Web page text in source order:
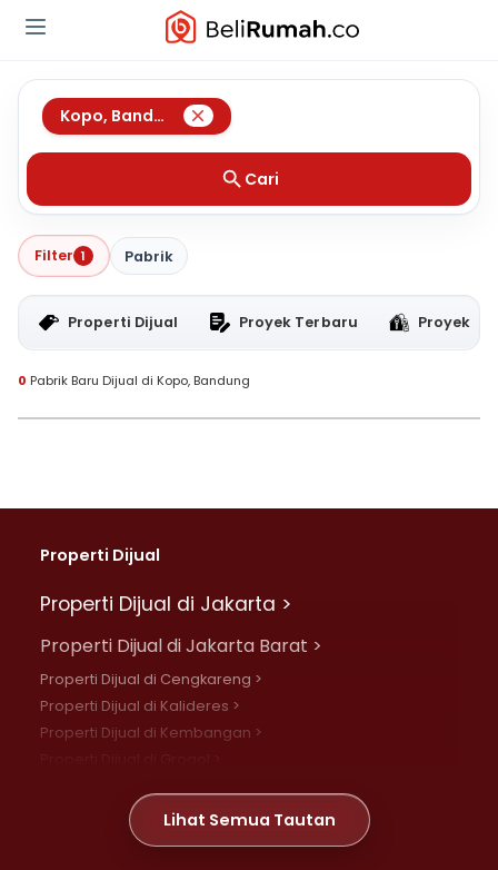
Kopo, Bandung
Cari
Filter 1 Pabrik
Properti Dijual Proyek Terbaru Proyek
0 Pabrik Baru Dijual di Kopo, Bandung
Properti Dijual
Properti Dijual di Jakarta >
Properti Dijual di Jakarta Barat >
Properti Dijual di Cengkareng >
Properti Dijual di Kalideres >
Properti Dijual di Kembangan >
Properti Dijual di Meruya >
Properti Dijual di Jelambar >
Lihat Semua Tautan